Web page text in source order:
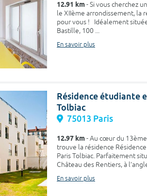
12.91 km- Si vous cherchez
le XIIème arrondissement, la
pour vous ! Idéalement
Bastille, 100 ...
En savoir plus
Résidence étudiante
Tolbiac
75013 Paris
12.97 km- Au cœur du
trouve la résidence
Paris Tolbiac. Parfaitement
Château des Rentiers, à
En savoir plus